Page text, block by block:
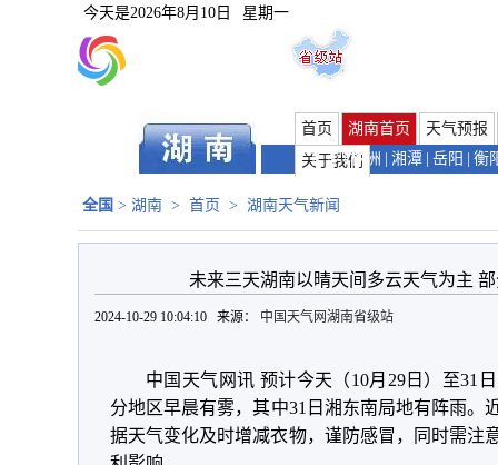
今天是2026年8月10日 星期一
首页 湖南首页
天气预报
关于我们
长沙 | 株洲 湘潭 岳阳 衡
全国 > 湖南 > 首页 > 湖南天气新闻
未来三天湖南以晴天间多云天气为主
2024-10-29 10:04:10 来源： 中国天气网湖南省级站
中国天气网讯 预计今天（10月29日）至31日
分地区早晨有雾，其中31日 湘东南局地有阵雨。
据天气变化及时增减衣物，谨防感冒，同时需注